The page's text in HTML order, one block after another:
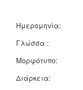
Ημερομηνία:
Γλώσσα :
Μορφότυπο:
Διάρκεια: